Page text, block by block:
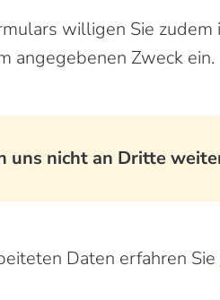
willigen Sie
angegebenen Zweck ein.
uns nicht an Dritte
Daten erfahren Sie